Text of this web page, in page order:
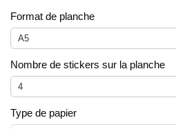
Format de planche
A5
Nombre de stickers sur la planche
4
Type de papier